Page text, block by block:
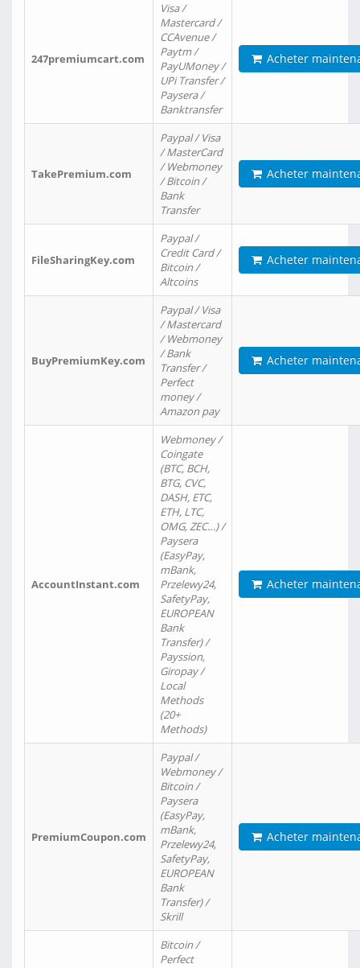
247premiumcart.com
Visa /
Mastercard /
CCAvenue /
Paytm /
PayUMoney /
UPi Transfer /
Paysera /
Banktransfer
Acheter
TakePremium.com
Paypal / Visa
/ MasterCard
/ Webmoney
/ Bitcoin /
Bank
Transfer
Acheter
FileSharingKey.com
Paypal /
Credit Card /
Bitcoin /
Altcoins
Acheter
BuyPremiumKey.com
Paypal / Visa
/ Mastercard
/ Webmoney
/ Bank
Transfer /
Perfect
money /
Amazon pay
Acheter
AccountInstant.com
Webmoney /
Coingate
(BTC, BCH,
BTG, CVC,
DASH, ETC,
ETH, LTC,
OMG, ZEC…) /
Paysera
(EasyPay,
mBank,
Przelewy24,
SafetyPay,
EUROPEAN
Bank
Transfer) /
Payssion,
Giropay /
Local
Methods
(20+
Methods)
Acheter
PremiumCoupon.com
Paypal /
Webmoney /
Bitcoin /
Paysera
(EasyPay,
mBank,
Przelewy24,
SafetyPay,
EUROPEAN
Bank
Transfer) /
Skrill
Acheter
Bitcoin /
Perfect